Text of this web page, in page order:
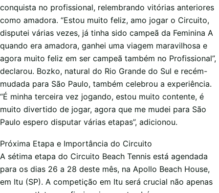
conquista no profissional, relembrando vitórias anteriores
como amadora. “Estou muito feliz, amo jogar o Circuito,
disputei várias vezes, já tinha sido campeã da Feminina A
quando era amadora, ganhei uma viagem maravilhosa e
agora muito feliz em ser campeã também no Profissional”,
declarou. Bozko, natural do Rio Grande do Sul e recém-
mudada para São Paulo, também celebrou a experiência.
“É minha terceira vez jogando, estou muito contente, é
muito divertido de jogar, agora que me mudei para São
Paulo espero disputar várias etapas”, adicionou.
Próxima Etapa e Importância do Circuito
A sétima etapa do Circuito Beach Tennis está agendada
para os dias 26 a 28 deste mês, na Apollo Beach House,
em Itu (SP). A competição em Itu será crucial não apenas